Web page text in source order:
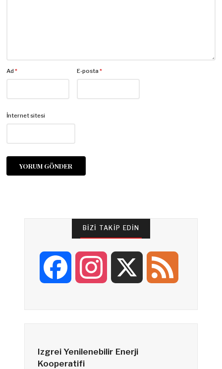
Ad* E-posta*
İnternet sitesi
BIZI TAKIP EDIN
e
Izgrei Yenilenebilir Enerji
Kooperatifi